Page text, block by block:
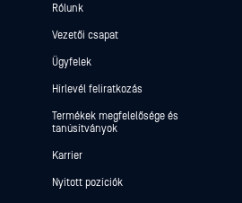
Rólunk
Vezetői csapat
Ügyfelek
Hírlevél feliratkozás
Termékek megfelelősége és
tanúsítványok
Karrier
Nyitott pozíciók